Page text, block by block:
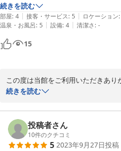
続きを読む
部屋: 4 | 接客・サービス: 5 | ロケーション:
温泉・お風呂: 5 | 設備: 4 | 清潔さ: -
15
この度は当館をご利用いただきあり
部屋、施設、夕食共にご満足頂けた
またのご利用お待ちしております。
2023-11-05
続きを読む
投稿者さん
10件のクチコミ
5 2023年9月27日投稿